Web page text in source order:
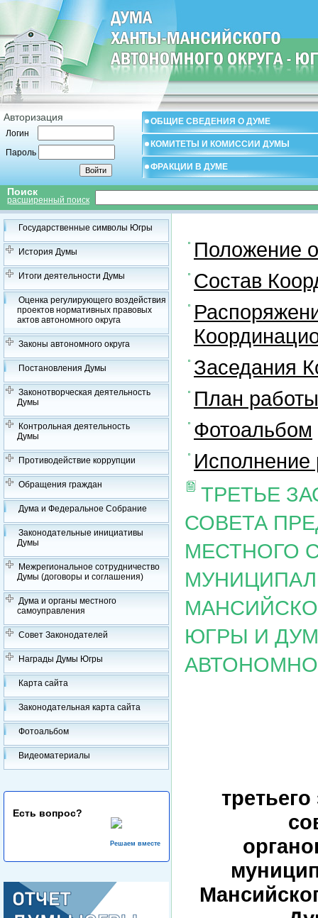
Авторизация
Логин
Пароль
ОБЩИЕ СВЕДЕНИЯ О ДУМЕ
КОМИТЕТЫ И КОМИССИИ ДУМЫ
ФРАКЦИИ В ДУМЕ
Поиск
расширенный поиск
Государственные символы Югры
История Думы
Итоги деятельности Думы
Оценка регулирующего воздействия
проектов нормативных правовых
актов автономного округа
Законы автономного округа
Постановления Думы
Законотворческая деятельность
Думы
Контрольная деятельность
Думы
Противодействие коррупции
Обращения граждан
Дума и Федеральное Собрание
Законодательные инициативы
Думы
Межрегиональное сотрудничество
Думы (договоры и соглашения)
Дума и органы местного
самоуправления
Совет Законодателей
Награды Думы Югры
Карта сайта
Законодательная карта сайта
Фотоальбом
Видеоматериалы
Есть вопрос?
Решаем вместе
Положение
Состав
Заседания
План
Фотоальбом
Исполнение
ТРЕТЬЕ
СОВЕТА
МЕСТНОГО
ЮГРЫ И